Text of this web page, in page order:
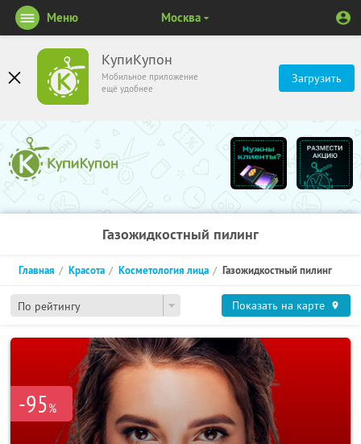
КупиКупон
Мобильное приложение
ещё удобнее
Загрузить
Меню Москва
Газожидкостный пилинг
По рейтингу
Главная Красота Косметология лица Газожидкостный пилинг
Показать на карте
-95%